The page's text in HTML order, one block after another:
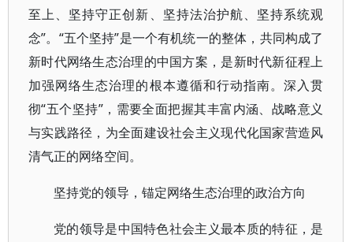
至上、坚持守正创新、坚持法治护航、坚持系统观
念”。“五个坚持”是一个有机统一的整体，共同构成了
新时代网络生态治理的中国方案，是新时代新征程上
加强网络生态治理的根本遵循和行动指南。深入贯
彻“五个坚持”，需要全面把握其丰富内涵、战略意义
与实践路径，为全面建设社会主义现代化国家营造风
清气正的网络空间。
坚持党的领导，锚定网络生态治理的政治方向
党的领导是中国特色社会主义最本质的特征，是